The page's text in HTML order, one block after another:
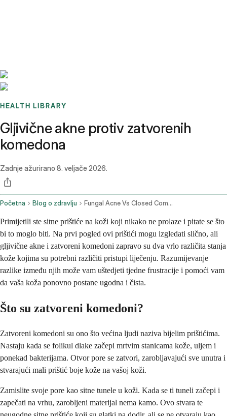
HEALTH LIBRARY
Gljivične akne protiv zatvorenih
komedona
Zadnje ažurirano 8. veljače 2026.
Početna Blog o zdravlju Fungal Acne Vs Closed Comedones
Primijetili ste sitne prištiće na koži koji nikako ne prolaze i pitate se što
bi to moglo biti. Na prvi pogled ovi prištići mogu izgledati slično, ali
gljivične akne i zatvoreni komedoni zapravo su dva vrlo različita stanja
kože kojima su potrebni različiti pristupi liječenju. Razumijevanje
razlike između njih može vam uštedjeti tjedne frustracije i pomoći vam
da vaša koža ponovno postane ugodna i čista.
Što su zatvoreni komedoni?
Zatvoreni komedoni su ono što većina ljudi naziva bijelim prištićima.
Nastaju kada se folikul dlake začepi mrtvim stanicama kože, uljem i
ponekad bakterijama. Otvor pore se zatvori, zarobljavajući sve unutra i
stvarajući mali prištić boje kože na vašoj koži.
Zamislite svoje pore kao sitne tunele u koži. Kada se ti tuneli začepi i
zapečati na vrhu, zarobljeni materijal nema kamo. Ovo stvara te